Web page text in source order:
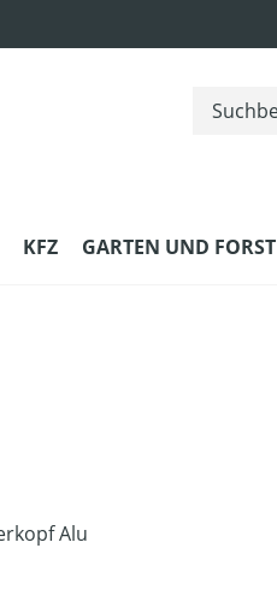
KFZ GARTEN UND FORST